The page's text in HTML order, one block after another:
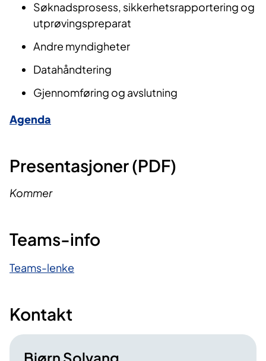
Søknadsprosess, sikkerhetsrapportering og
utprøvingspreparat
Andre myndigheter
Datahåndtering
Gjennomføring og avslutning
Agenda
Presentasjoner (PDF)
Kommer
Teams-info
Teams-lenke
Kontakt